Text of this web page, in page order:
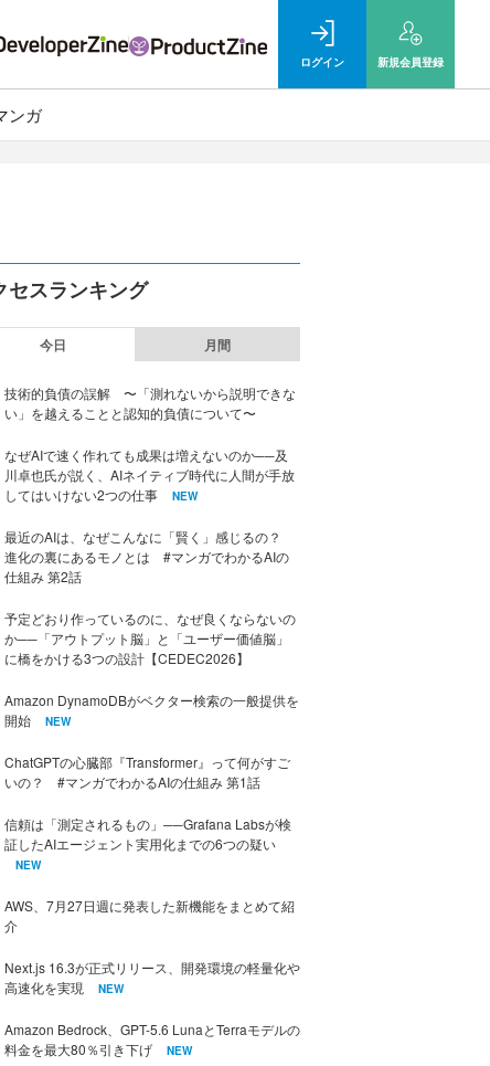
ログイン 新規会員登録
ンガ
セスランキング
今日 月間
技術的負債の誤解 〜「測れないから説明できな
い」を越えることと認知的負債について〜
なぜAIで速く作れても成果は増えないのか──及
川卓也氏が説く、AIネイティブ時代に人間が手放
してはいけない2つの仕事
NEW
最近のAIは、なぜこんなに「賢く」感じるの？
進化の裏にあるモノとは #マンガでわかるAIの
仕組み 第2話
予定どおり作っているのに、なぜ良くならないの
か──「アウトプット脳」と「ユーザー価値脳」
に橋をかける3つの設計【CEDEC2026】
Amazon DynamoDBがベクター検索の一般提供を
開始
NEW
ChatGPTの心臓部『Transformer』って何がすご
いの？ #マンガでわかるAIの仕組み 第1話
信頼は「測定されるもの」──Grafana Labsが検
証したAIエージェント実用化までの6つの疑い
NEW
AWS、7月27日週に発表した新機能をまとめて紹
介
Next.js 16.3が正式リリース、開発環境の軽量化や
高速化を実現
NEW
Amazon Bedrock、GPT-5.6 LunaとTerraモデルの
料金を最大80％引き下げ
NEW